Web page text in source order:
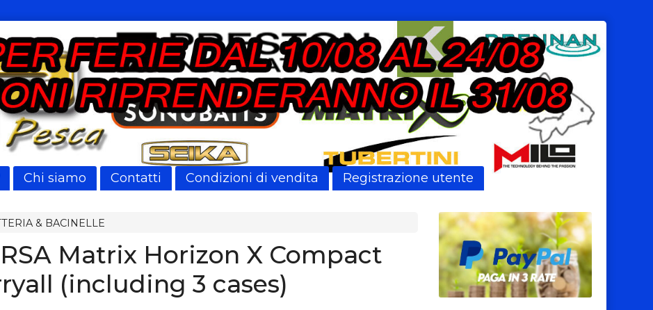
Chi siamo Contatti Condizioni di vendita
Registrazione utente
& BACINELLE
Matrix Horizon X Compact
(including 3 cases)